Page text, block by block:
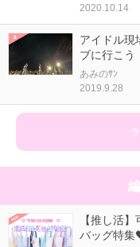
2020.10.14
アイドル現
ブに行こう
あみのｻﾝ
2019.9.28
【推し活
バッグ特集